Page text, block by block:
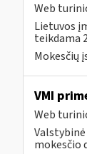
Web
Lietuvos
teikdama
Mokesčių
VMI
Web
Valstybinė
mokesčio